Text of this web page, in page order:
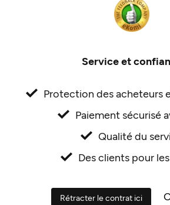
Service et
Protection des acheteurs
Paiement sécurisé
Qualité du
Des clients pour
Rétracter le contrat ici